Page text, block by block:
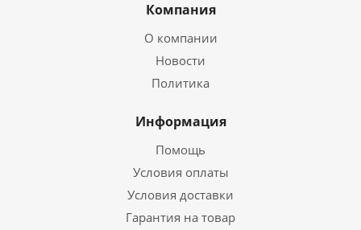
Компания
О компании
Новости
Политика
Информация
Помощь
Условия оплаты
Условия доставки
Гарантия на товар